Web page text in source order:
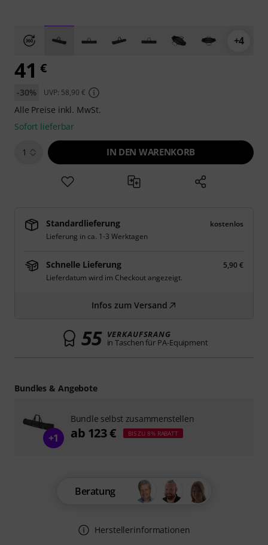
+4
41 €
-30% UVP: 58,90 €
Alle Preise inkl. MwSt.
Sofort lieferbar
1 IN DEN WARENKORB
Standardlieferung
kostenlos
Lieferung in ca. 1-3 Werktagen
Schnelle Lieferung
5,90 €
Lieferdatum wird im Checkout angezeigt.
Infos zum Versand
55 VERKAUFSRANG
in Taschen für PA-Equipment
Beratung
Herstellerinformationen
Bundles & Angebote
+1
Bundle selbst zusammenstellen
ab 123 € BIS ZU 8% RABATT